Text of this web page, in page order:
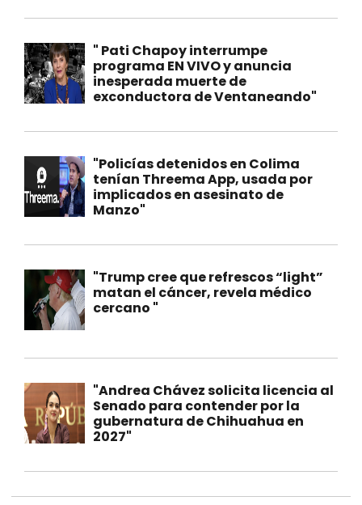
" Pati Chapoy interrumpe
programa EN VIVO y anuncia
inesperada muerte de
exconductora de Ventaneando"
"Policías detenidos en Colima
tenían Threema App, usada por
implicados en asesinato de
Manzo"
"Trump cree que refrescos “light”
matan el cáncer, revela médico
cercano "
"Andrea Chávez solicita licencia al
Senado para contender por la
gubernatura de Chihuahua en
2027"